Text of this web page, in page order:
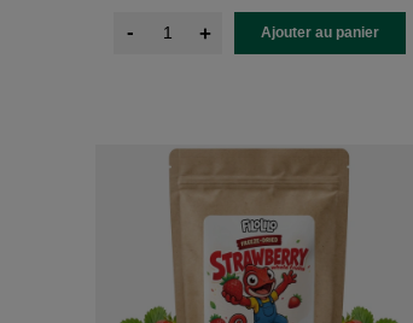
- + Ajouter au panier